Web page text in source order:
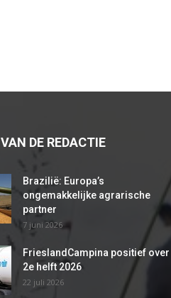
DE REDACTIE
Brazilië: Europa’s
ongemakkelijke agrarische
partner
7 juni 2026
FrieslandCampina positief over
2e helft 2026
22 juli 2026